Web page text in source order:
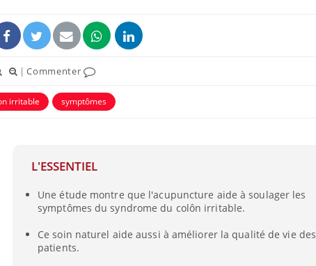
|Commenter
irritable symptômes
L'ESSENTIEL
Une étude montre que l'acupuncture aide à soulager les
symptômes du syndrome du colôn irritable.
Ce soin naturel aide aussi à améliorer la qualité de vie des
patients.